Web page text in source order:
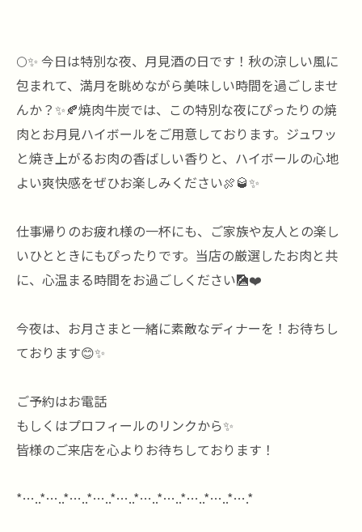
🌕✨ 今日は特別な夜、月見酒の日です！秋の涼しい風に
包まれて、満月を眺めながら美味しい時間を過ごしませ
んか？✨🍂焼肉牛炭では、この特別な夜にぴったりの焼
肉とお月見ハイボールをご用意しております。ジュワッ
と焼き上がるお肉の香ばしい香りと、ハイボールの心地
よい爽快感をぜひお楽しみください🍖🥃✨
仕事帰りのお疲れ様の一杯にも、ご家族や友人との楽し
いひとときにもぴったりです。当店の厳選したお肉と共
に、心温まる時間をお過ごしください🎑❤️
今夜は、お月さまと一緒に素敵なディナーを！お待ちし
ております😊✨
ご予約はお電話
もしくはプロフィールのリンクから✨
皆様のご来店を心よりお待ちしております！
*…..*…..*…..*…..*…..*…..*…..*…..*…..*….*